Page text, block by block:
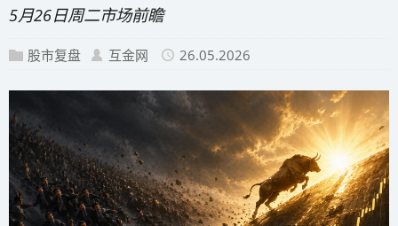
5月26日周二市场前瞻
股市复盘 互金网 26.05.2026